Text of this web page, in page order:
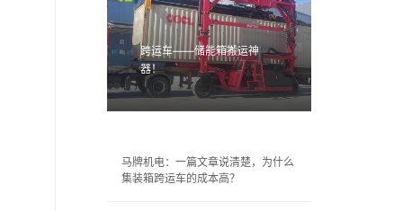
跨运车——储能箱搬运神
器！
马牌机电：一篇文章说清楚，为什么
集装箱跨运车的成本高？